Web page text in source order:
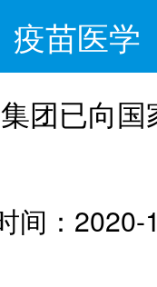
疫苗医学
团已向
间：2020-